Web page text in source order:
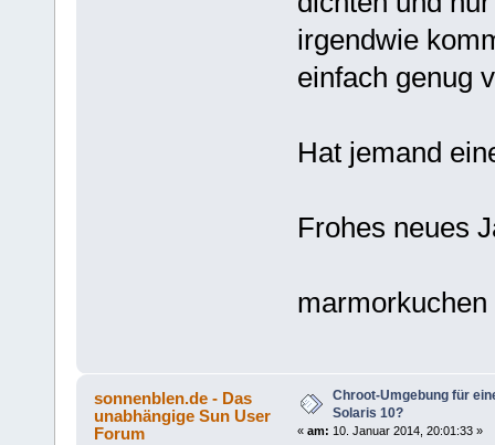
irgendwie
einfach genug
Hat jemand
Frohes neues
marmorkuchen
sonnenblen.de - Das
unabhängige Sun User
Forum
Chroot-Umgebung für
Solaris 10?
« am: 10. Januar 2014, 20:01:33 »